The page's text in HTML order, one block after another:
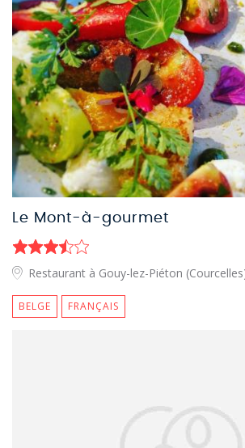
Le Mont-à-gourmet
Restaurant à Gouy-lez-Piéton
BELGE FRANÇAIS